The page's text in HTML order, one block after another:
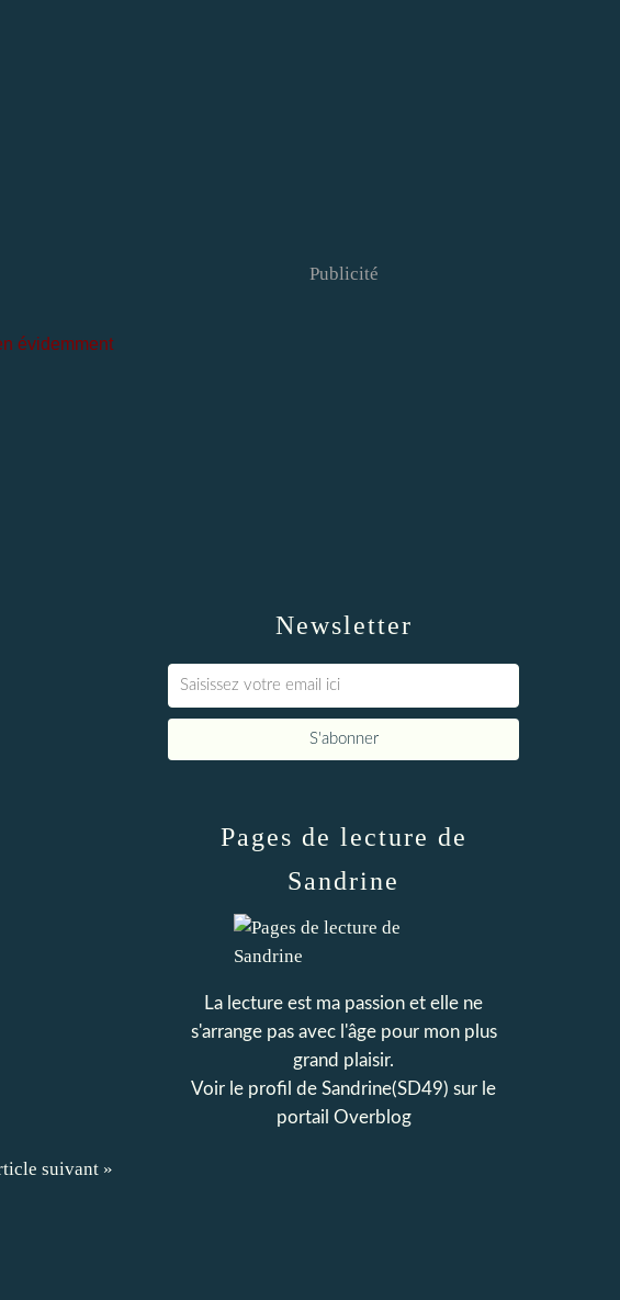
évidemment
suivant »
Newsletter
Publicité
Pages de lecture de
Sandrine
La lecture est ma passion et elle ne
s'arrange pas avec l'âge pour mon plus
grand plaisir.
Voir le profil de Sandrine(SD49) sur le
portail Overblog